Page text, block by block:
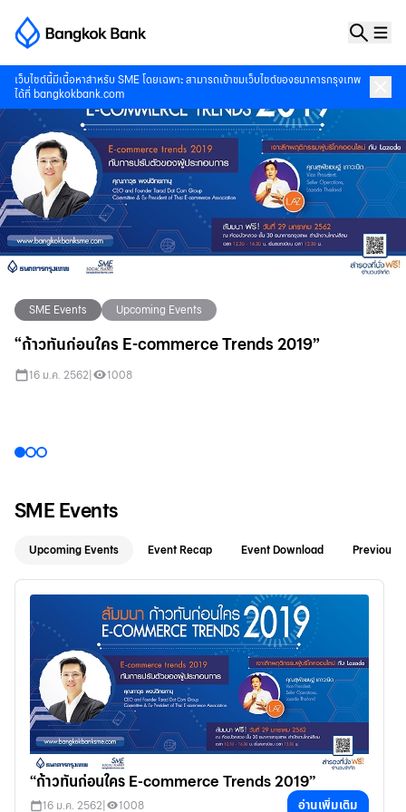
เว็บไซต์นี้มีเนื้อหาสำหรับ SME โดยเฉพาะ สามารถเข้าชมเว็บไซต์ของธนาคารกรุงเทพ
ได้ที่ bangkokbank.com
SME Events Upcoming Events
“ก้าวทันก่อนใคร E-commerce Trends 2019”
16 ม.ค. 2562 1008
SME Events Previous Seminar VDO
สัมมนา นวัตกรรมเพิ่มผลผลิตเพื่อเกษตรกรไทย
&lt;h1 style="text-align: center;"&gt; มาหาคำตอบในงาน
สัมมนา&lt;/h1&gt;&lt;p style="text-align: center;"&gt;นวัตกรรมเพิ่ม
SME Events Previous Seminar VDO
สัมมนา เวียดนามขุมทองของ SME ไทย
ธนาคารกรุงเทพ เชิญชวนผู้ประกอบการ SMEพบกับโอกาสการค้าตลาดเวียดนาม
ที่พร้อมเจาะลึกทุกประเด็น โดยวิทยากรผู้เชี่ยวชาญ&amp;nbsp;คุณปิตินันท์ สมา
SME Events
Upcoming Events Event Recap Event Download Previous
“ก้าวทันก่อนใคร E-commerce Trends 2019”
16 ม.ค. 2562| 1008 อ่านเพิ่มเติม